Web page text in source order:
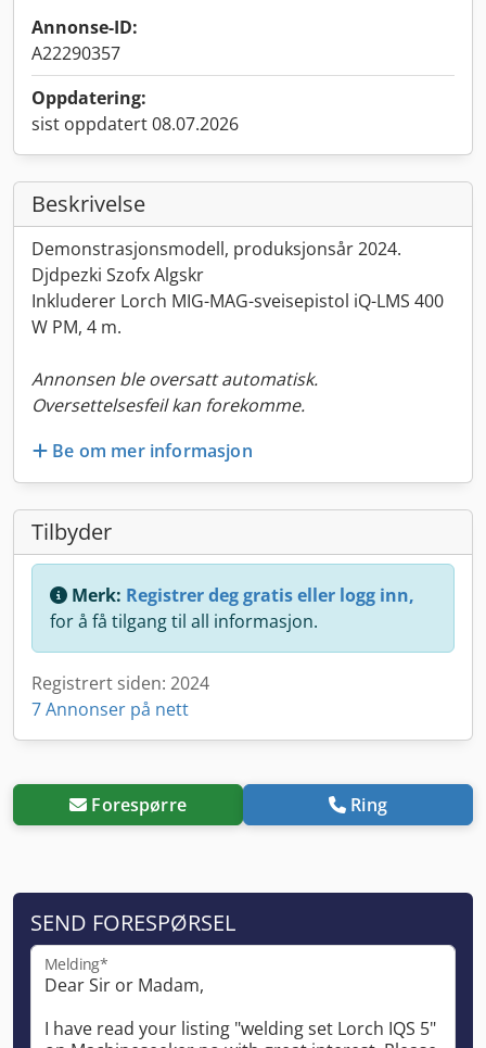
Annonse-ID:
A22290357
Oppdatering:
sist oppdatert 08.07.2026
Beskrivelse
Demonstrasjonsmodell, produksjonsår 2024.
Djdpezki Szofx Algskr
Inkluderer Lorch MIG-MAG-sveisepistol iQ-LMS 400
W PM, 4 m.
Annonsen ble oversatt automatisk.
Oversettelsesfeil kan forekomme.
Be om mer informasjon
Tilbyder
Merk: Registrer deg gratis eller logg inn,
for å få tilgang til all informasjon.
Registrert siden: 2024
7 Annonser på nett
Forespørre Ring
SEND FORESPØRSEL
Melding*